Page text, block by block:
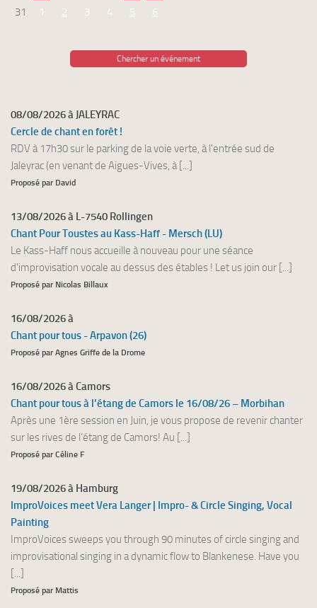
31
1 2 3 4 5 6
Chercher un événement
08/08/2026 à JALEYRAC
Cercle de chant en forêt !
RDV à 17h30 sur le parking de la voie verte, à l'entrée sud de
Jaleyrac (en venant de Aigues-Vives, à [...]
Proposé par David
13/08/2026 à L-7540 Rollingen
Chant Pour Toustes au Kass-Haff - Mersch (LU)
Le Kass-Haff nous accueille à nouveau pour une séance
d'improvisation vocale au dessus des étables ! Let us join our [...]
Proposé par Nicolas Billaux
16/08/2026 à
Chant pour tous - Arpavon (26)
Proposé par Agnes Griffe de la Drome
16/08/2026 à Camors
Chant pour tous à l’étang de Camors le 16/08/26 – Morbihan
Après une 1ère session en Juin, je vous propose de revenir chanter
sur les rives de l’étang de Camors! Au [...]
Proposé par Céline F
19/08/2026 à Hamburg
ImproVoices meet Vera Langer | Impro- & Circle Singing, Vocal
Painting
ImproVoices sweeps you through 90 minutes of circle singing and
improvisational singing in a dynamic flow to Blankenese. Have you
[...]
Proposé par Mattis